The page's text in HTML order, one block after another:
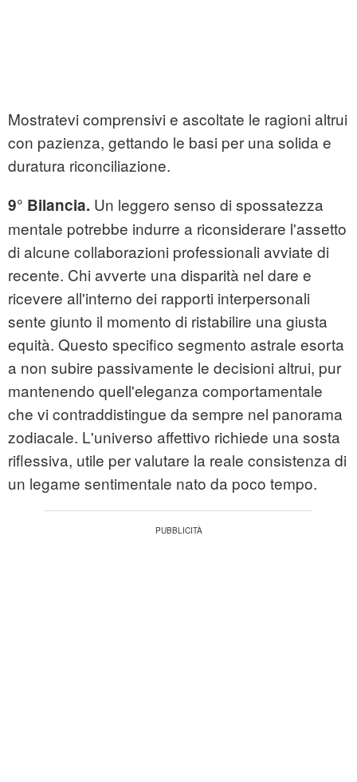
Mostratevi comprensivi e ascoltate le ragioni altrui
con pazienza, gettando le basi per una solida e
duratura riconciliazione.
9° Bilancia. Un leggero senso di spossatezza
mentale potrebbe indurre a riconsiderare l'assetto
di alcune collaborazioni professionali avviate di
recente. Chi avverte una disparità nel dare e
ricevere all'interno dei rapporti interpersonali
sente giunto il momento di ristabilire una giusta
equità. Questo specifico segmento astrale esorta
a non subire passivamente le decisioni altrui, pur
mantenendo quell'eleganza comportamentale
che vi contraddistingue da sempre nel panorama
zodiacale. L'universo affettivo richiede una sosta
riflessiva, utile per valutare la reale consistenza di
un legame sentimentale nato da poco tempo.